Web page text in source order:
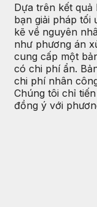
Dựa trên kết
bạn giải pháp tối
kẽ về nguyên
như phương án
cung cấp một
có chi phí ẩn.
chi phí nhân
Chúng tôi chỉ
đồng ý với